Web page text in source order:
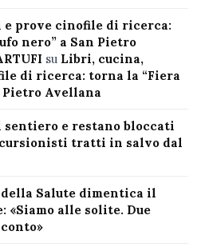
prove cinofile di ricerca:
nero” a San Pietro
su Libri, cucina,
di ricerca: torna la “Fiera
Pietro Avellana
sentiero e restano bloccati
tratti in salvo dal
Salute dimentica il
«Siamo alle solite. Due